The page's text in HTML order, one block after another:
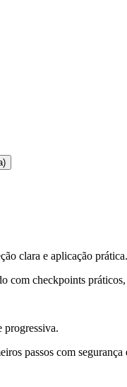
clara e aplicação prática.
com checkpoints
progressiva.
passos com